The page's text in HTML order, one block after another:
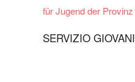
SERVIZIO GIOVANI